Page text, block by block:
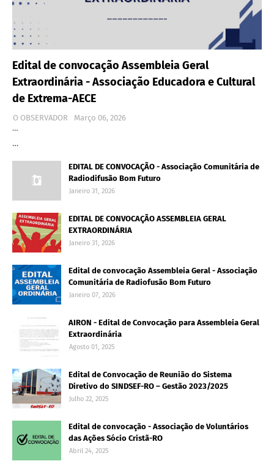
Edital de convocação Assembleia Geral
Extraordinária - Associação Educadora e Cultural
de Extrema-AECE
O OBSERVADOR
Março 06, 2026
…
…
EDITAL DE CONVOCAÇÃO - Associação Comunitária de
Radiodifusão Bom Futuro
Janeiro 31, 2026
EDITAL DE CONVOCAÇÃO ASSEMBLEIA GERAL
EXTRAORDINÁRIA
Janeiro 31, 2026
Edital de convocação Assembleia Geral - Associação
Comunitária de Radiofusão Bom Futuro
Janeiro 07, 2026
AIRON - Edital de Convocação para Assembleia Geral
Extraordinária
Agosto 01, 2025
Edital de Convocação de Reunião do Sistema
Diretivo do SINDSEF-RO – Gestão 2023/2025
Julho 22, 2025
Edital de convocação - Associação de Voluntários
das Ações Sócio Cristã-RO
Abril 24, 2025